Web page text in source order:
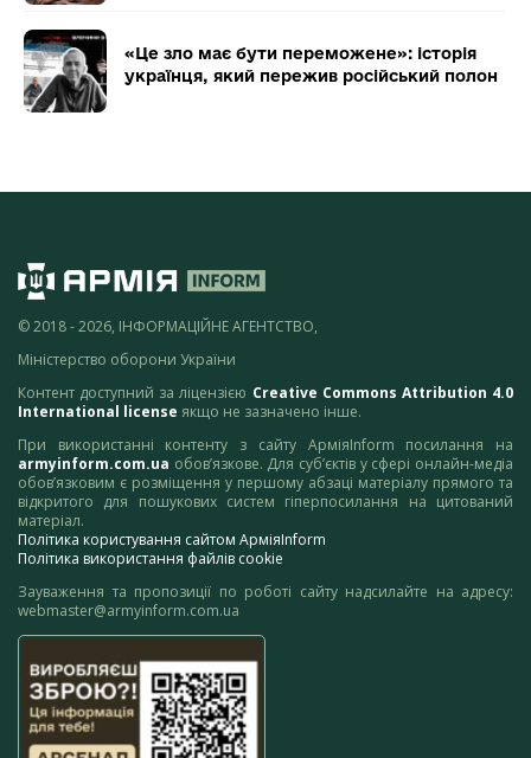
«Це зло має бути переможене»: історія
українця, який пережив російський полон
© 2018 - 2026, ІНФОРМАЦІЙНЕ АГЕНТСТВО,
Міністерство оборони України
Контент доступний за ліцензією Creative Commons Attribution 4.0
International license якщо не зазначено інше.
При використанні контенту з сайту АрміяInform посилання на
armyinform.com.ua обов’язкове. Для суб’єктів у сфері онлайн-медіа
обов’язковим є розміщення у першому абзаці матеріалу прямого та
відкритого для пошукових систем гіперпосилання на цитований
матеріал.
Політика користування сайтом АрміяInform
Політика використання файлів cookie
Зауваження та пропозиції по роботі сайту надсилайте на адресу:
webmaster@armyinform.com.ua